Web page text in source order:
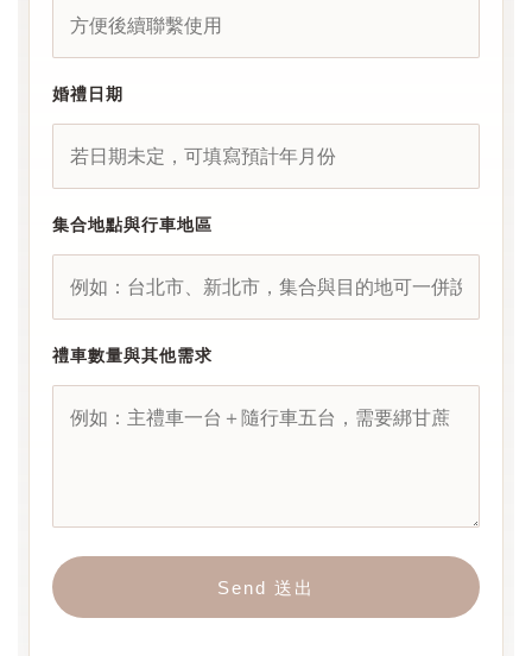
婚禮日期
集合地點與行車地區
禮車數量與其他需求
Send 送出